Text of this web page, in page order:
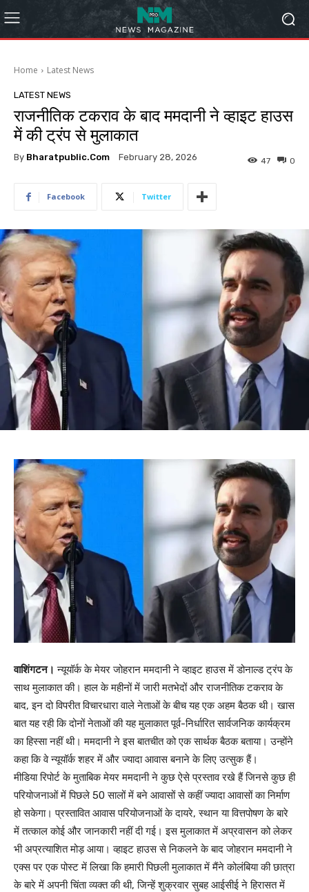
Home Latest News
LATEST NEWS
राजनीतिक टकराव के बाद ममदानी ने व्हाइट हाउस
में की ट्रंप से मुलाकात
By Bharatpublic.com February 28, 2026 0
47
Facebook Twitter
वाशिंगटन। न्यूयॉर्क के मेयर जोहरान ममदानी ने व्हाइट हाउस में डोनाल्ड ट्रंप के
साथ मुलाकात की। हाल के महीनों में जारी मतभेदों और राजनीतिक टकराव के
बाद, इन दो विपरीत विचारधारा वाले नेताओं के बीच यह एक अहम बैठक थी। खास
बात यह रही कि दोनों नेताओं की यह मुलाकात पूर्व-निर्धारित सार्वजनिक कार्यक्रम
का हिस्सा नहीं थी। ममदानी ने इस बातचीत को एक सार्थक बैठक बताया। उन्होंने
कहा कि वे न्यूयॉर्क शहर में और ज्यादा आवास बनाने के लिए उत्सुक हैं।
मीडिया रिपोर्ट के मुताबिक मेयर ममदानी ने कुछ ऐसे प्रस्ताव रखे हैं जिनसे कुछ ही
परियोजनाओं में पिछले 50 सालों में बने आवासों से कहीं ज्यादा आवासों का निर्माण
हो सकेगा। प्रस्तावित आवास परियोजनाओं के दायरे, स्थान या वित्तपोषण के बारे
में तत्काल कोई और जानकारी नहीं दी गई। इस मुलाकात में अप्रवासन को लेकर
भी अप्रत्याशित मोड़ आया। व्हाइट हाउस से निकलने के बाद जोहरान ममदानी ने
एक्स पर एक पोस्ट में लिखा कि हमारी पिछली मुलाकात में मैंने कोलंबिया की छात्रा
के बारे में अपनी चिंता व्यक्त की थी, जिन्हें शुक्रवार सुबह आईसीई ने हिरासत में